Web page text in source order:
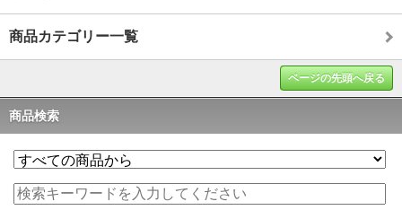
商品カテゴリー一覧
ページの先頭へ戻る
商品検索